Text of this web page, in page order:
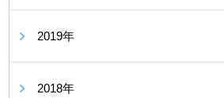
2019年
2018年